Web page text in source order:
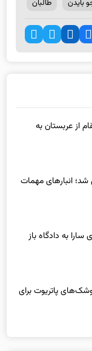
عربستان به
انبارهای مهمات
به دادگاه باز
پاتریوت برای